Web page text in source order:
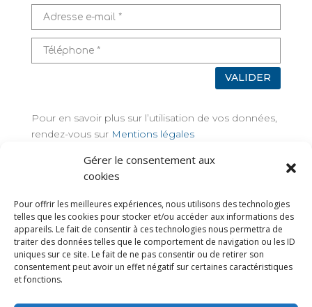
Gérer le consentement aux
cookies
Pour offrir les meilleures expériences, nous utilisons des technologies
telles que les cookies pour stocker et/ou accéder aux informations des
appareils. Le fait de consentir à ces technologies nous permettra de
traiter des données telles que le comportement de navigation ou les ID
uniques sur ce site. Le fait de ne pas consentir ou de retirer son
consentement peut avoir un effet négatif sur certaines caractéristiques
et fonctions.
VALIDER
Pour en savoir plus sur l’utilisation de vos données,
rendez-vous sur Mentions légales